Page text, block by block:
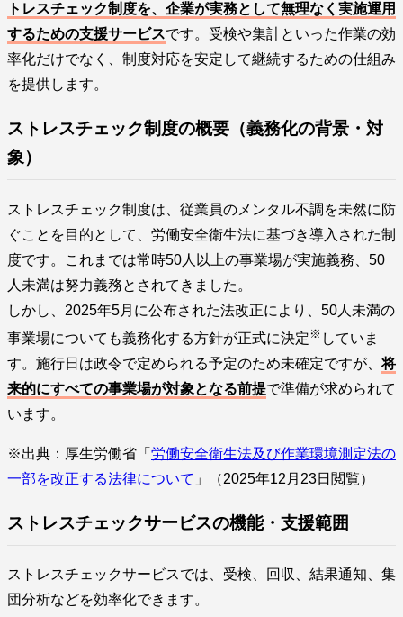
トレスチェック制度を、企業が実務として無理なく実施運用
するための支援サービスです。受検や集計といった作業の効
率化だけでなく、制度対応を安定して継続するための仕組み
を提供します。
ストレスチェック制度の概要（義務化の背景・対
象）
ストレスチェック制度は、従業員のメンタル不調を未然に防
ぐことを目的として、労働安全衛生法に基づき導入された制
度です。これまでは常時50人以上の事業場が実施義務、50
人未満は努力義務とされてきました。
しかし、2025年5月に公布された法改正により、50人未満の
事業場についても義務化する方針が正式に決定 ※ していま
す。施行日は政令で定められる予定のため未確定ですが、将
来的にすべての事業場が対象となる前提で準備が求められて
います。
※出典：厚生労働省「 労働安全衛生法及び作業環境測定法の
一部を改正する法律について 」（2025年12月23日閲覧）
ストレスチェックサービスの機能・支援範囲
ストレスチェックサービスでは、受検、回収、結果通知、集
団分析などを効率化できます。